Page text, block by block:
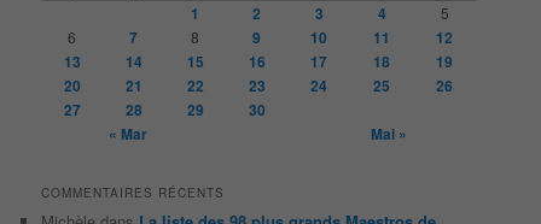
1
2 3 4
5
6
7 8 9 10 11
12
13
14 15 16 17 18
19
20
21 22 23 24 25
26
27
28 29
30
« Mar
Mai »
COMMENTAIRES RÉCENTS